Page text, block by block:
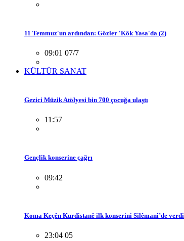
11 Temmuz'un ardından: Gözler 'Kök Yasa'da (2)
09:01 07/7
KÜLTÜR SANAT
Gezici Müzik Atölyesi bin 700 çocuğa ulaştı
11:57
Gençlik konserine çağrı
09:42
Koma Keçên Kurdistanê ilk konserini Silêmanî’de verdi
23:04 05